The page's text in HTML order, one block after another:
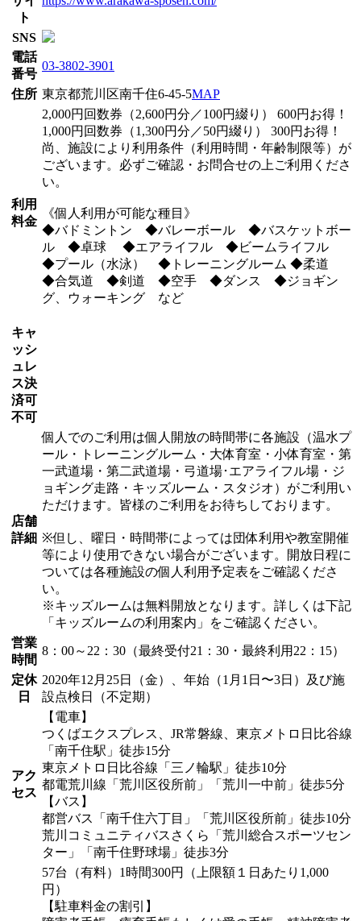
ト
SNS
電話
番号
03-3802-3901
住所 東京都荒川区南千住6-45-5MAP
利用
料金
2,000円回数券（2,600円分／100円綴り） 600円お得！
1,000円回数券（1,300円分／50円綴り） 300円お得！
尚、施設により利用条件（利用時間・年齢制限等）が
ございます。必ずご確認・お問合せの上ご利用くださ
い。
《個人利用が可能な種目》
◆バドミントン ◆バレーボール ◆バスケットボー
ル ◆卓球 ◆エアライフル ◆ビームライフル
◆プール（水泳） ◆トレーニングルーム ◆柔道
◆合気道 ◆剣道 ◆空手 ◆ダンス ◆ジョギン
グ、ウォーキング など
キャ
ッシ
ュレ
ス決
済可
不可
店舗
詳細
個人でのご利用は個人開放の時間帯に各施設（温水プ
ール・トレーニングルーム・大体育室・小体育室・第
一武道場・第二武道場・弓道場･エアライフル場・ジ
ョギング走路・キッズルーム・スタジオ）がご利用い
ただけます。皆様のご利用をお待ちしております。
※但し、曜日・時間帯によっては団体利用や教室開催
等により使用できない場合がございます。開放日程に
ついては各種施設の個人利用予定表をご確認くださ
い。
※キッズルームは無料開放となります。詳しくは下記
「キッズルームの利用案内」をご確認ください。
営業
時間
8：00～22：30（最終受付21：30・最終利用22：15）
定休
日
2020年12月25日（金）、年始（1月1日〜3日）及び施
設点検日（不定期）
アク
セス
【電車】
つくばエクスプレス、JR常磐線、東京メトロ日比谷線
「南千住駅」徒歩15分
東京メトロ日比谷線「三ノ輪駅」徒歩10分
都電荒川線「荒川区役所前」「荒川一中前」徒歩5分
【バス】
都営バス「南千住六丁目」「荒川区役所前」徒歩10分
荒川コミュニティバスさくら「荒川総合スポーツセン
ター」「南千住野球場」徒歩3分
57台（有料）1時間300円（上限額１日あたり1,000
円）
【駐車料金の割引】